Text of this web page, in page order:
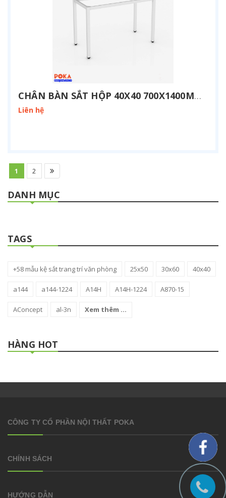
CHÂN BÀN SẮT HỘP 40X40 700X1400MM HV-7014
Liên hệ
1 2
DANH MỤC
TAGS
+58 mẫu kệ sắt trang trí văn phòng 25x50 30x60 40x40
a144 a144-1224 A14H A14H-1224 A870-15
AConcept al-3n Xem thêm ...
HÀNG HOT
CÔNG TY CỔ PHẦN NỘI THẤT POKA
CHÍNH SÁCH
HƯỚNG DẪN